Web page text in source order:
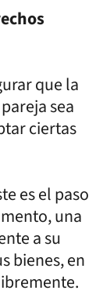
que la
sea
ciertas
es el paso
una
a su
bienes, en